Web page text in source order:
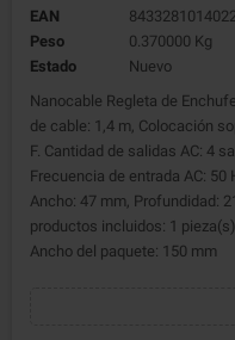
EAN
Peso
0.370000 Kg
Estado
Nuevo
Nanocable Regleta de
de cable: 1,4 m, Colocación
F. Cantidad de salidas AC: 4
Frecuencia de entrada AC: 50
Ancho: 47 mm, Profundidad:
productos incluidos: 1
Ancho del paquete: 150 mm